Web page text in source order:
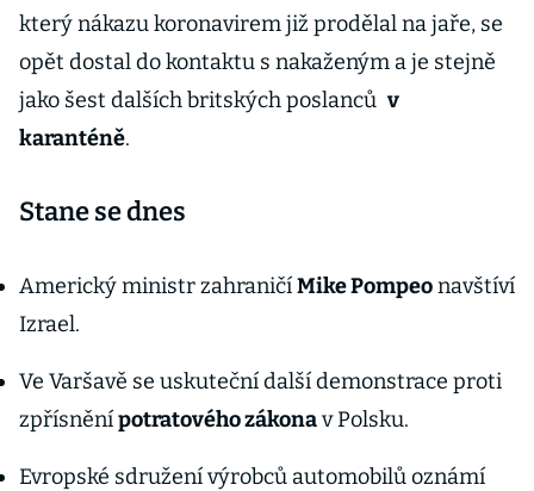
který nákazu koronavirem již prodělal na jaře, se
opět dostal do kontaktu s nakaženým a je stejně
jako šest dalších britských poslanců v
karanténě.
Stane se dnes
Americký ministr zahraničíMike Pompeonavštíví
Izrael.
Ve Varšavě se uskuteční další demonstrace proti
zpřísněnípotratového zákonav Polsku.
Evropské sdružení výrobců automobilů oznámí